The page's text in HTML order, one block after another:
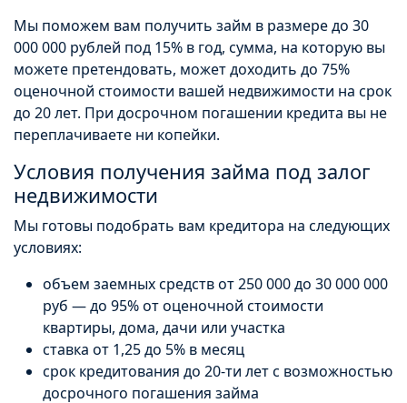
Мы поможем вам получить займ в размере до 30
000 000 рублей под 15% в год, сумма, на которую вы
можете претендовать, может доходить до 75%
оценочной стоимости вашей недвижимости на срок
до 20 лет. При досрочном погашении кредита вы не
переплачиваете ни копейки.
Условия получения займа под залог
недвижимости
Мы готовы подобрать вам кредитора на следующих
условиях:
объем заемных средств от 250 000 до 30 000 000
руб — до 95% от оценочной стоимости
квартиры, дома, дачи или участка
ставка от 1,25 до 5% в месяц
срок кредитования до 20-ти лет с возможностью
досрочного погашения займа